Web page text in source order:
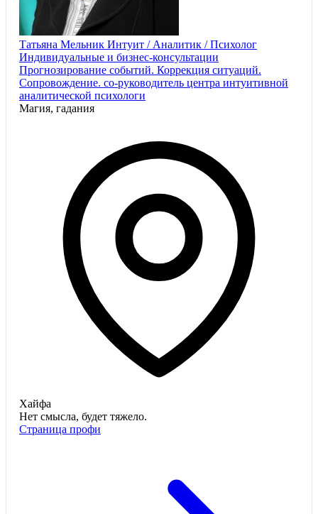
Татьяна Мельник Интуит / Аналитик / Психолог
Индивидуальные и бизнес-консультации
Прогнозирование событий. Коррекция ситуаций.
Сопровождение. со-руководитель центра интуитивной
аналитической психологи
Магия, гадания
Хайфа
Нет смысла, будет тяжело.
Страница профи